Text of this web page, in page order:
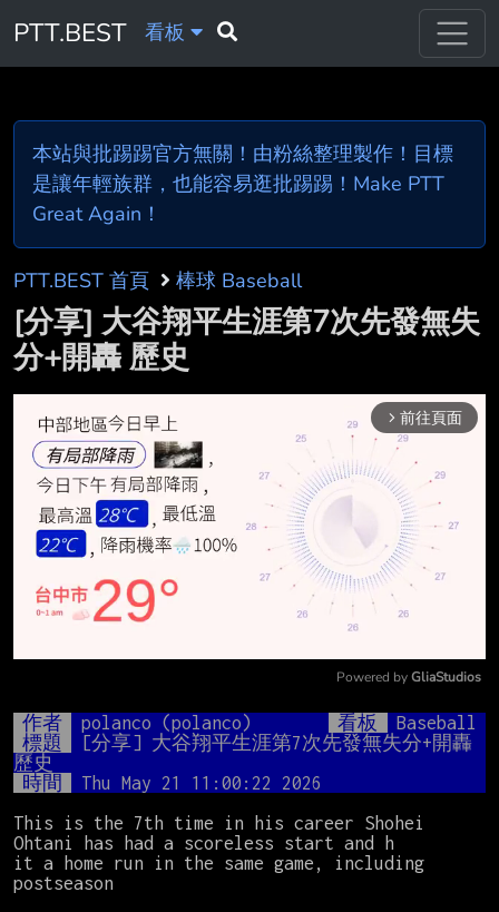
PTT.BEST 看板
本站與批踢踢官方無關！由粉絲整理製作！目標
是讓年輕族群，也能容易逛批踢踢！Make PTT
Great Again！
PTT.BEST 首頁 棒球 Baseball
[分享] 大谷翔平生涯第7次先發無失
分+開轟 歷史
arrow_forward_ios 前往頁面
Mute
Powered by GliaStudios
作者 polanco (polanco) 看板
Baseball
標題
[分享] 大谷翔平生涯第7次先發無失分+開轟
歷史
時間
Thu May 21 11:00:22 2026
This is the 7th time in his career Shohei
Ohtani has had a scoreless start and h
it a home run in the same game, including
postseason